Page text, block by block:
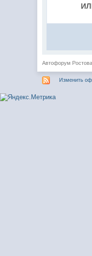
Автофорум
Изменить